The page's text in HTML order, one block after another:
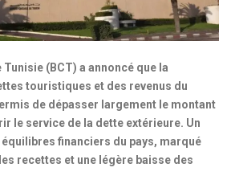
Tunisie (BCT) a annoncé que la
touristiques et des revenus du
de dépasser largement le montant
le service de la dette extérieure. Un
financiers du pays, marqué
recettes et une légère baisse des